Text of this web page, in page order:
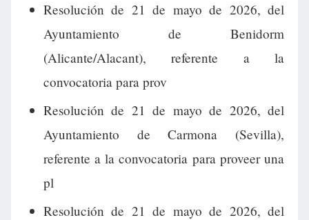
Resolución de 21 de mayo de 2026, del
Ayuntamiento de Benidorm
(Alicante/Alacant), referente a la
convocatoria para prov
Resolución de 21 de mayo de 2026, del
Ayuntamiento de Carmona (Sevilla),
referente a la convocatoria para proveer una
pl
Resolución de 21 de mayo de 2026, del